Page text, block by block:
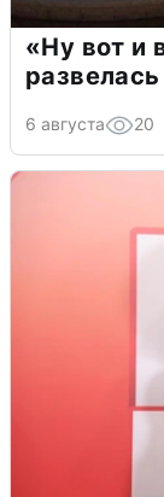
«Ну вот и
6 августа 20